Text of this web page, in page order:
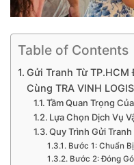
Table of Contents
Gửi Tranh Từ
Cùng TRA VINH
Tầm Quan Trọng
Lựa Chọn Dịch Vụ
Quy Trình Gửi
Bước 1: Chuẩn
Bước 2: Đóng